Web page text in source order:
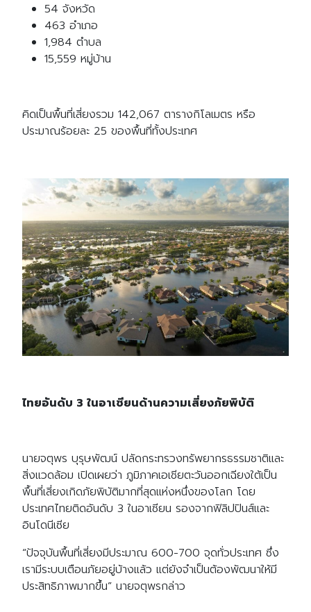
54 จังหวัด
463 อำเภอ
1,984 ตำบล
15,559 หมู่บ้าน
คิดเป็นพื้นที่เสี่ยงรวม 142,067 ตารางกิโลเมตร หรือ
ประมาณร้อยละ 25 ของพื้นที่ทั้งประเทศ
ไทยอันดับ 3 ในอาเซียนด้านความเสี่ยงภัยพิบัติ
นายจตุพร บุรุษพัฒน์ ปลัดกระทรวงทรัพยากรธรรมชาติและ
สิ่งแวดล้อม เปิดเผยว่า ภูมิภาคเอเชียตะวันออกเฉียงใต้เป็น
พื้นที่เสี่ยงเกิดภัยพิบัติมากที่สุดแห่งหนึ่งของโลก โดย
ประเทศไทยติดอันดับ 3 ในอาเซียน รองจากฟิลิปปินส์และ
อินโดนีเซีย
“ปัจจุบันพื้นที่เสี่ยงมีประมาณ 600-700 จุดทั่วประเทศ ซึ่ง
เรามีระบบเตือนภัยอยู่บ้างแล้ว แต่ยังจำเป็นต้องพัฒนาให้มี
ประสิทธิภาพมากขึ้น” นายจตุพรกล่าว